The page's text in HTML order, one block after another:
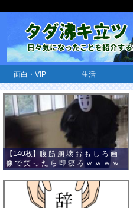
面白・VIP 生活
【140枚】腹 筋 崩 壊 お も し ろ 画
像 で 笑 っ た ら 即 寝 ろ ｗ ｗ ｗ ｗ
ｗ ｗ ｗ ｗ ｗ ｗ ｗ ｗ